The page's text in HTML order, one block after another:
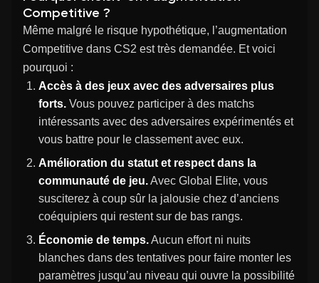
Competitive ?
Même malgré le risque hypothétique, l’augmentation
Competitive dans CS2 est très demandée. Et voici
pourquoi :
Accès à des jeux avec des adversaires plus
forts. Vous pouvez participer à des matchs
intéressants avec des adversaires expérimentés et
vous battre pour le classement avec eux.
Amélioration du statut et respect dans la
communauté de jeu.Avec Global Elite, vous
susciterez à coup sûr la jalousie chez d’anciens
coéquipiers qui restent sur de bas rangs.
Économie de temps.Aucun effort ni nuits
blanches dans des tentatives pour faire monter les
paramètres jusqu’au niveau qui ouvre la possibilité